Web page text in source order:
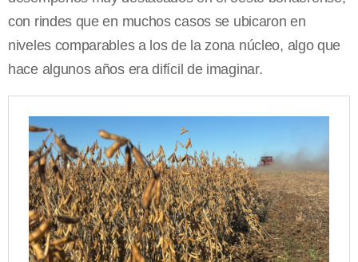
con rindes que en muchos casos se ubicaron en
niveles comparables a los de la zona núcleo, algo que
hace algunos años era difícil de imaginar.